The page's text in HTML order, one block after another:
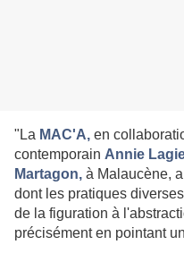
"La MAC'A, en
contemporain Annie
Martagon, à Malaucène,
dont les pratiques
de la figuration à
précisément en pointant